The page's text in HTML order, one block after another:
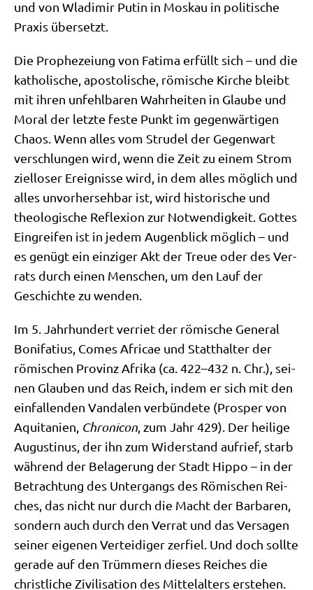
und von Wla­di­mir Putin in Mos­kau in poli­ti­sche
Pra­xis übersetzt.
Die Pro­phe­zei­ung von Fati­ma erfüllt sich – und die
katho­li­sche, apo­sto­li­sche, römi­sche Kir­che bleibt
mit ihren unfehl­ba­ren Wahr­hei­ten in Glau­be und
Moral der letz­te feste Punkt im gegen­wär­ti­gen
Cha­os. Wenn alles vom Stru­del der Gegen­wart
ver­schlun­gen wird, wenn die Zeit zu einem Strom
ziel­lo­ser Ereig­nis­se wird, in dem alles mög­lich und
alles unvor­her­seh­bar ist, wird histo­ri­sche und
theo­lo­gi­sche Refle­xi­on zur Not­wen­dig­keit. Got­tes
Ein­grei­fen ist in jedem Augen­blick mög­lich – und
es genügt ein ein­zi­ger Akt der Treue oder des Ver­
rats durch einen Men­schen, um den Lauf der
Geschich­te zu wenden.
Im 5. Jahr­hun­dert ver­riet der römi­sche Gene­ral
Boni­fa­ti­us, Comes Afri­cae und Statt­hal­ter der
römi­schen Pro­vinz Afri­ka (ca. 422–432 n. Chr.), sei­
nen Glau­ben und das Reich, indem er sich mit den
ein­fal­len­den Van­da­len ver­bün­de­te (Pro­sper von
Aqui­ta­ni­en, Chro­ni­con, zum Jahr 429). Der hei­li­ge
Augu­sti­nus, der ihn zum Wider­stand auf­rief, starb
wäh­rend der Bela­ge­rung der Stadt Hip­po – in der
Betrach­tung des Unter­gangs des Römi­schen Rei­
ches, das nicht nur durch die Macht der Bar­ba­ren,
son­dern auch durch den Ver­rat und das Ver­sa­gen
sei­ner eige­nen Ver­tei­di­ger zer­fiel. Und doch soll­te
gera­de auf den Trüm­mern die­ses Rei­ches die
christ­li­che Zivi­li­sa­ti­on des Mit­tel­al­ters erstehen.